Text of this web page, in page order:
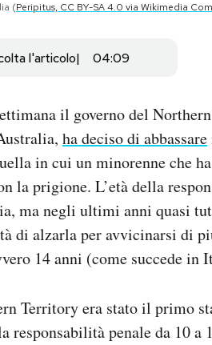
(Peripitus, CC BY-SA 4.0 via Wikimedia
l'articolo 04:09
il governo del
ha deciso di abbassare
in cui un minorenne che
la prigione. L’età della
ma negli ultimi anni quasi
di alzarla per avvicinarsi di
14 anni (come succede in
Territory era stato il primo
responsabilità penale da 10